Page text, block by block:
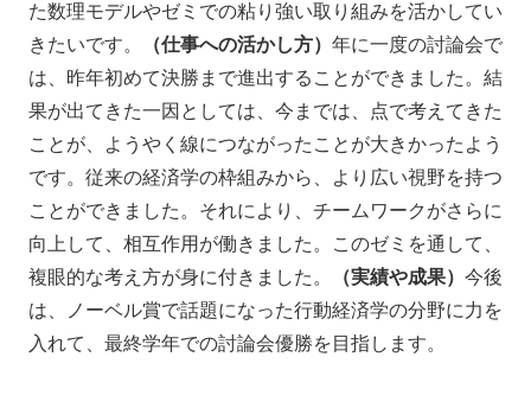
た数理モデルやゼミでの粘り強い取り組みを活かしてい
きたいです。
（仕事への活かし方） 年に一度の討論会で
は、昨年初めて決勝まで進出することができました。結
果が出てきた一因としては、今までは、点で考えてきた
ことが、ようやく線につながったことが大きかったよう
です。従来の経済学の枠組みから、より広い視野を持つ
ことができました。それにより、チームワークがさらに
向上して、相互作用が働きました。このゼミを通して、
複眼的な考え方が身に付きました。
（実績や成果） 今後
は、ノーベル賞で話題になった行動経済学の分野に力を
入れて、最終学年での討論会優勝を目指します。